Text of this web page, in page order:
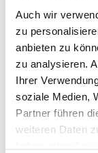
Auch wir
zu
anbieten zu
zu analysieren.
Ihrer
soziale Medien,
Partner führen
weiteren Daten
März
Februar
2022
Januar
November